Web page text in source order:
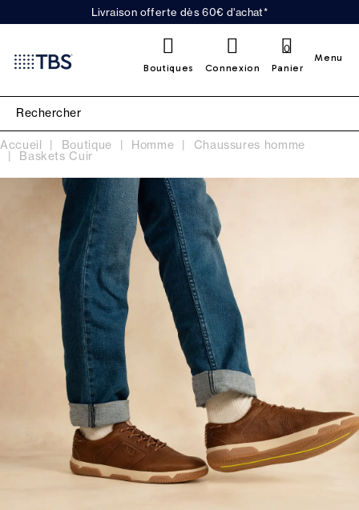
Livraison offerte dès 60€ d'achat*
Boutiques Connexion Panier
0
Menu
Accueil Boutique Homme Chaussures homme
Baskets Cuir